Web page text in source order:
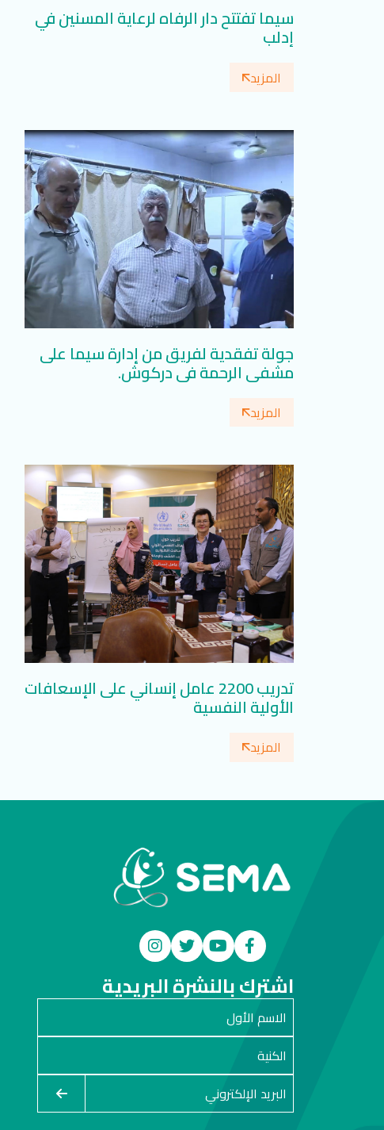
سيما تفتتح دار الرفاه لرعاية المسنين في
إدلب
المزيد
جولة تفقدية لفريق من إدارة سيما على
مشفى الرحمة في دركوش.
المزيد
تدريب 2200 عامل إنساني على الإسعافات
الأولية النفسية
المزيد
اشترك بالنشرة البريدية